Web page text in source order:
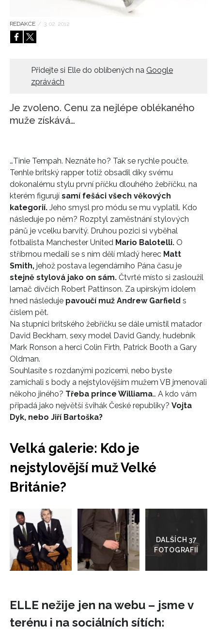
REDAKCE / 3. 02. 2012
Přidejte si Elle do oblíbených na Google
zprávách
Je zvoleno. Cenu za nejlépe oblékaného
muže získává…
…Tinie Tempah. Neznáte ho? Tak se rychle poučte.
Tenhle britský rapper totiž obsadil díky svému
dokonalému stylu první příčku dlouhého žebříčku, na
kterém figurují samí fešáci všech věkových
kategorií. Jeho smysl pro módu se mu vyplatil. Kdo
následuje po něm? Rozptyl zaměstnání stylových
pánů je vcelku barvitý. Druhou pozici si vyběhal
fotbalista Manchester United Mario Balotelli. O
stříbrnou medaili se s ním dělí mladý herec Matt
Smith, jehož postava legendárního Pána času je
stejně stylová jako on sám. Čtvrté místo si zasloužil
lamač dívčích Robert Pattinson. Za upírským idolem
hned následuje pavoučí muž Andrew Garfield s
číslem pět.
Na stupnici britského žebříčku se dále umístil matador
David Beckham, sexy model David Gandy, hudebník
Mark Ronson a herci Colin Firth, Patrick Booth a Gary
Oldman.
Souhlasíte s rozdanými pozicemi, nebo byste
zamíchali s body a nejstylovějším mužem VB jmenovali
někoho jiného? Třeba prince Williama… A kdo vám
připadá jako největší švihák České republiky? Vojta
Dyk, nebo Jiří Bartoška?
Velká galerie: Kdo je
nejstylovější muž Velké
Británie?
galerie
ELLE nežije jen na webu – jsme v
terénu i na sociálních sítích: